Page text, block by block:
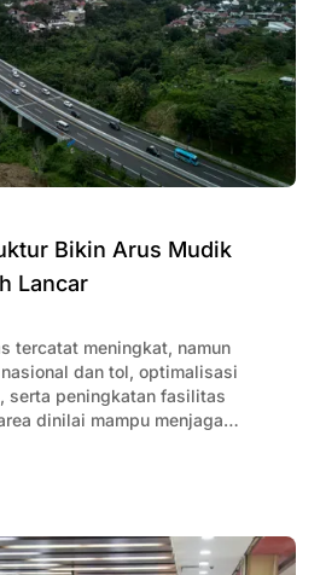
Bikin Arus Mudik
Lancar
tercatat meningkat, namun
dan tol, optimalisasi
serta peningkatan fasilitas
dinilai mampu menjaga